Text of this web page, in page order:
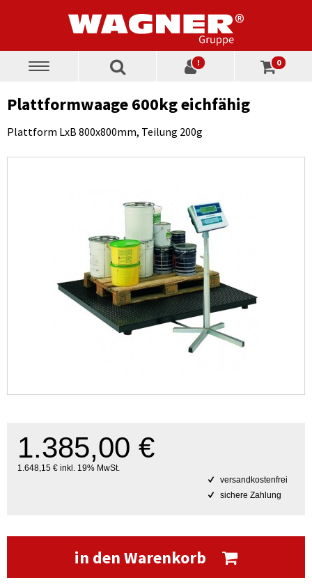
Toggle
! 0
Plattformwaage 600kg eichfähig
Plattform LxB 800x800mm, Teilung 200g
1.385,00 €
1.648,15 € inkl. 19% MwSt.
versandkostenfrei
sichere Zahlung
in den Warenkorb